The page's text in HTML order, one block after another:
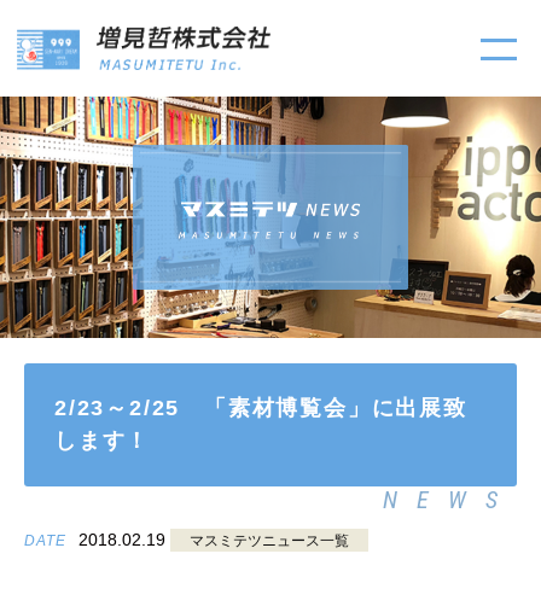
2/23～2/25 「素材博覧会」に出展致
します！
NEWS
DATE 2018.02.19 マスミテツニュース一覧